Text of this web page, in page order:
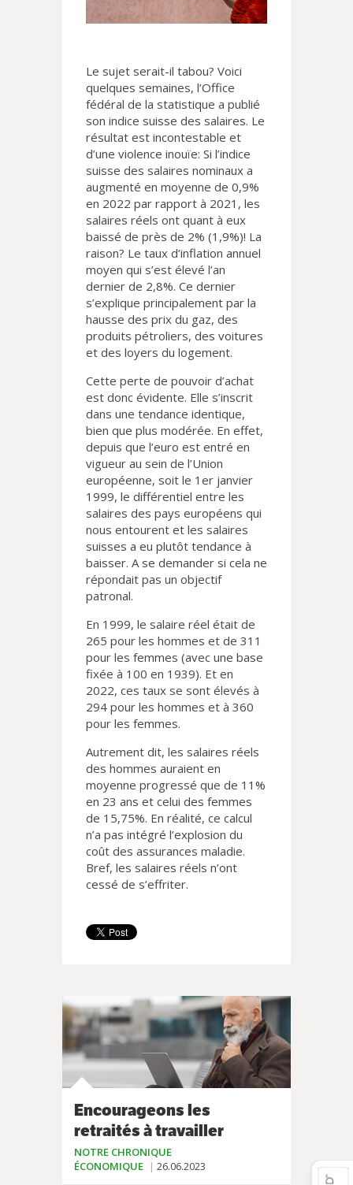
Le sujet serait-il tabou? Voici
quelques semaines, l’Office
fédéral de la statistique a publié
son indice suisse des salaires. Le
résultat est incontestable et
d’une violence inouïe: Si l’indice
suisse des salaires nominaux a
augmenté en moyenne de 0,9%
en 2022 par rapport à 2021, les
salaires réels ont quant à eux
baissé de près de 2% (1,9%)! La
raison? Le taux d’inflation annuel
moyen qui s’est élevé l’an
dernier de 2,8%. Ce dernier
s’explique principalement par la
hausse des prix du gaz, des
produits pétroliers, des voitures
et des loyers du logement.
Cette perte de pouvoir d’achat
est donc évidente. Elle s’inscrit
dans une tendance identique,
bien que plus modérée. En effet,
depuis que l’euro est entré en
vigueur au sein de l’Union
européenne, soit le 1er janvier
1999, le différentiel entre les
salaires des pays européens qui
nous entourent et les salaires
suisses a eu plutôt tendance à
baisser. A se demander si cela ne
répondait pas un objectif
patronal.
En 1999, le salaire réel était de
265 pour les hommes et de 311
pour les femmes (avec une base
fixée à 100 en 1939). Et en
2022, ces taux se sont élevés à
294 pour les hommes et à 360
pour les femmes.
Autrement dit, les salaires réels
des hommes auraient en
moyenne progressé que de 11%
en 23 ans et celui des femmes
de 15,75%. En réalité, ce calcul
n’a pas intégré l’explosion du
coût des assurances maladie.
Bref, les salaires réels n’ont
cessé de s’effriter.
Encourageons les
retraités à travailler
NOTRE CHRONIQUE
ÉCONOMIQUE
26.06.2023